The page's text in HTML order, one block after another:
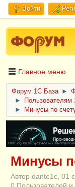
Войти
Главное меню
Форум 1C База ►
►
►
Минусы по
ERID:
Минусы
Автор dante1c, 01